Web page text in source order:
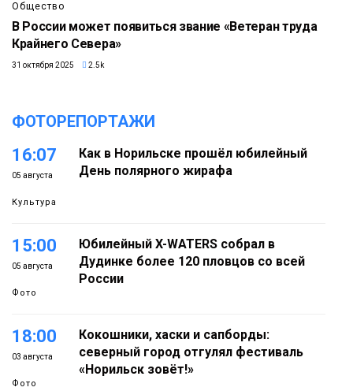
Общество
В России может появиться звание «Ветеран труда
Крайнего Севера»
31 октября 2025 2.5k
ФОТОРЕПОРТАЖИ
16:07
05 августа
Культура
Как в Норильске прошёл юбилейный
День полярного жирафа
15:00
05 августа
Фото
Юбилейный X-WATERS собрал в
Дудинке более 120 пловцов со всей
России
18:00
03 августа
Фото
Кокошники, хаски и сапборды:
северный город отгулял фестиваль
«Норильск зовёт!»